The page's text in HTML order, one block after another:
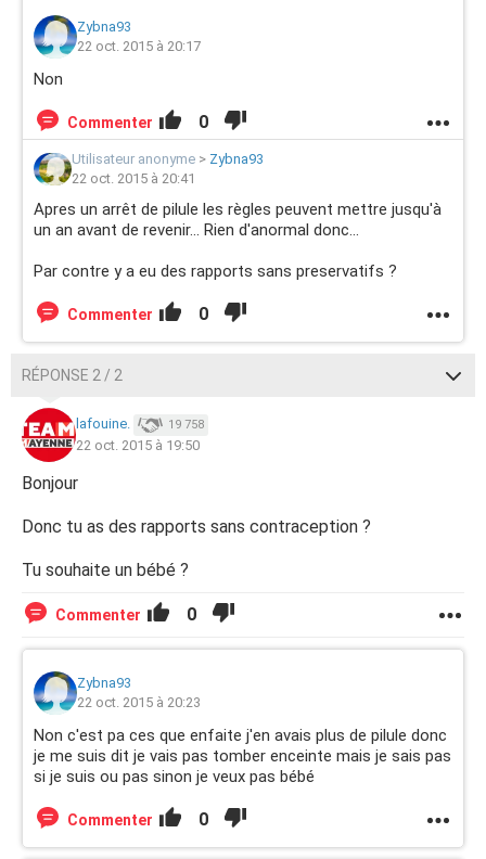
Zybna93
22 oct. 2015 à 20:17
Non
Commenter 0
Utilisateur anonyme > Zybna93
22 oct. 2015 à 20:41
Apres un arrêt de pilule les règles peuvent mettre jusqu'à
un an avant de revenir... Rien d'anormal donc...
Par contre y a eu des rapports sans preservatifs ?
Commenter 0
RÉPONSE 2 / 2
lafouine. 19 758
22 oct. 2015 à 19:50
Bonjour
Donc tu as des rapports sans contraception ?
Tu souhaite un bébé ?
Commenter 0
Zybna93
22 oct. 2015 à 20:23
Non c'est pa ces que enfaite j'en avais plus de pilule donc
je me suis dit je vais pas tomber enceinte mais je sais pas
si je suis ou pas sinon je veux pas bébé
Commenter 0